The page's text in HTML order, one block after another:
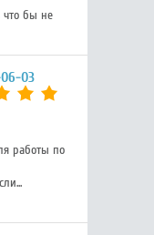
бы не
03
работы по